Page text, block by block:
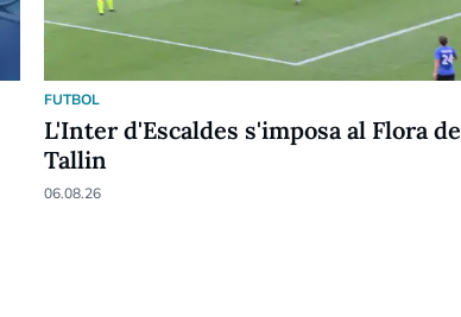
FUTBOL
L'Inter d'Escaldes s'imposa al Flora de
Tallin
06.08.26